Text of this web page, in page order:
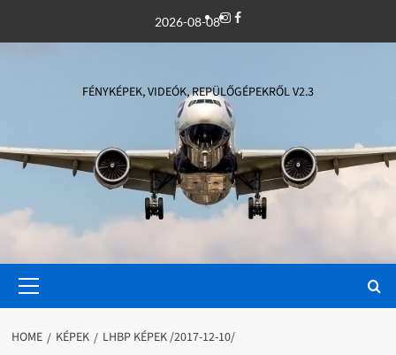
2026-08-08Instagram
Facebook
FÉNYKÉPEK, VIDEÓK, REPÜLŐGÉPEKRŐL V2.3
Menu
HOME KÉPEK LHBP KÉPEK /2017-12-10/